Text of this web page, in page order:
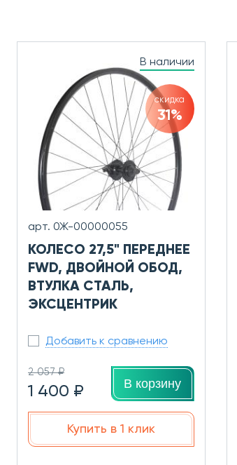
В наличии
скидка
31%
арт. 0Ж-00000055
КОЛЕСО 27,5" ПЕРЕДНЕЕ
FWD, ДВОЙНОЙ ОБОД,
ВТУЛКА СТАЛЬ,
ЭКСЦЕНТРИК
Добавить к сравнению
2 057 ₽
1 400 ₽ В корзину
Купить в 1 клик